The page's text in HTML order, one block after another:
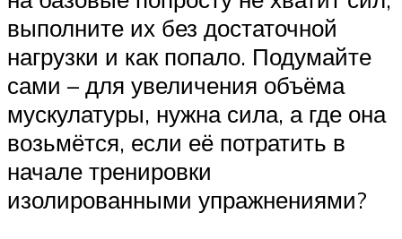
выполните их без достаточной
нагрузки и как попало. Подумайте
сами – для увеличения объёма
мускулатуры, нужна сила, а где она
возьмётся, если её потратить в
начале тренировки
изолированными упражнениями?